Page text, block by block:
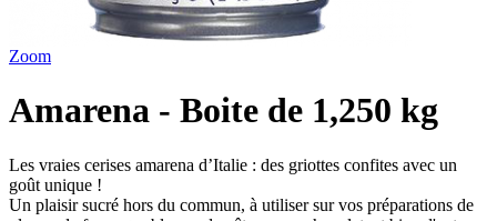
Zoom
Amarena - Boite de 1,250 kg
Les vraies cerises amarena d’Italie : des griottes confites avec un
goût unique !
Un plaisir sucré hors du commun, à utiliser sur vos préparations de